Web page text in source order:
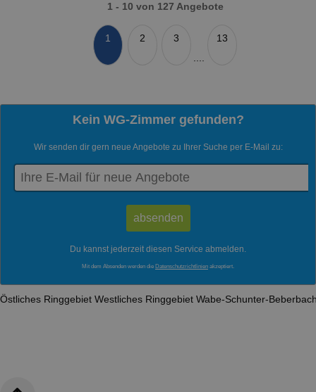
1 - 10 von 127 Angebote
1 2
3
13
Kein WG-Zimmer gefunden?
Wir senden dir gern neue Angebote zu Ihrer Suche per E-Mail zu:
Du kannst jederzeit diesen Service abmelden.
Mit dem Absenden werden die Datenschutzrichtlinien akzeptiert.
Östliches Ringgebiet Westliches Ringgebiet Wabe-Schunter-